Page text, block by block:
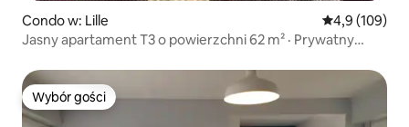
Condo w: Lille Średnia
4,9 (109)
Jasny apartament T3 o powierzchni 62 m² · Prywatny
Wybór gości
Wybór gości